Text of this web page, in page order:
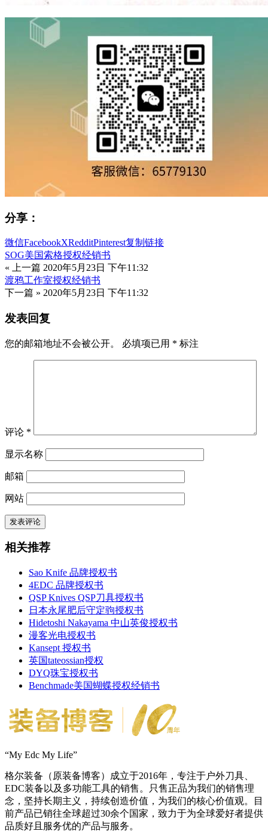
分享：
微信FacebookXRedditPinterest复制链接
SOG美国索格授权经销书
« 上一篇 2020年5月23日 下午11:32
渡鸦工作室授权经销书
下一篇 » 2020年5月23日 下午11:32
发表回复
您的邮箱地址不会被公开。 必填项已用 * 标注
评论 *
显示名称
邮箱
网站
相关推荐
Sao Knife 品牌授权书
4EDC 品牌授权书
QSP Knives QSP刀具授权书
日本永尾肥后守定驹授权书
Hidetoshi Nakayama 中山英俊授权书
漫客光电授权书
Kansept 授权书
英国tateossian授权
DYQ珠宝授权书
Benchmade美国蝴蝶授权经销书
“My Edc My Life”
格尔装备（原装备博客）成立于2016年，专注于户外刀具、
EDC装备以及多功能工具的销售。只售正品为我们的销售理
念，坚持长期主义，持续创造价值，为我们的核心价值观。目
前产品已销往全球超过30余个国家，致力于为全球爱好者提供
品质好且服务优的产品与服务。